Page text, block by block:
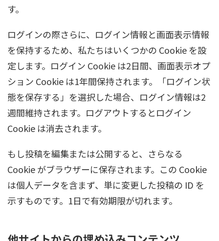
す。
ログインの際さらに、ログイン情報と画面表示情報
を保持するため、私たちはいくつかの Cookie を設
定します。ログイン Cookie は2日間、画面表示オプ
ション Cookie は1年間保持されます。「ログイン状
態を保存する」を選択した場合、ログイン情報は2
週間維持されます。ログアウトするとログイン
Cookie は消去されます。
もし投稿を編集または公開すると、さらなる
Cookie がブラウザーに保存されます。この Cookie
は個人データを含まず、単に変更した投稿の ID を
示すものです。1日で有効期限が切れます。